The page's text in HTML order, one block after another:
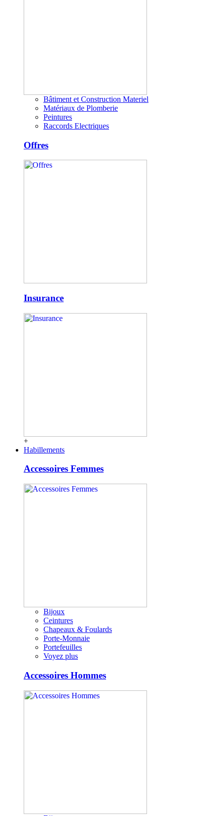
Bâtiment et Construction Materiel
Matériaux de Plomberie
Peintures
Raccords Electriques
Offres
Insurance
+
Habillements
Accessoires Femmes
Bijoux
Ceintures
Chapeaux & Foulards
Porte-Monnaie
Portefeuilles
Voyez plus
Accessoires Hommes